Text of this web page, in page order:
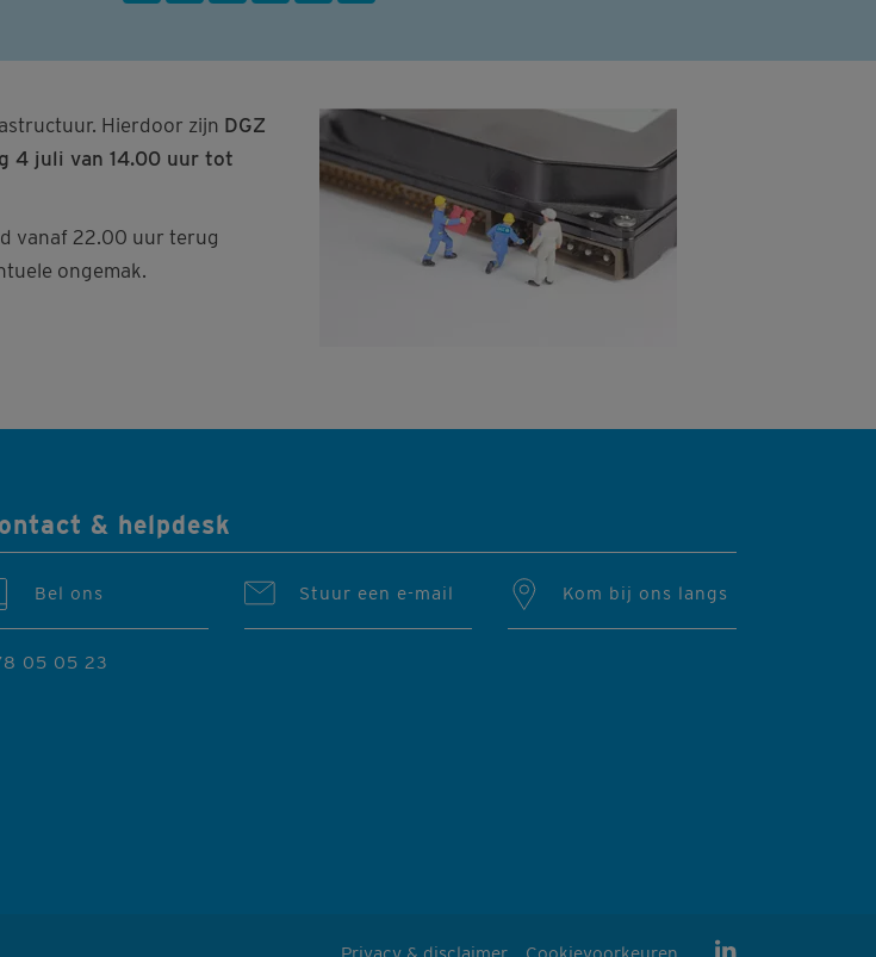
Hierdoor zijn DGZ
4 juli van 14.00 uur tot
vanaf 22.00 uur terug
ongemak.
& helpdesk
Bel ons
05 05 23
Stuur een e-mail Kom bij ons langs